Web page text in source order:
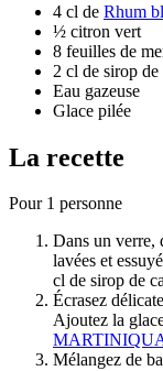
4 cl de Rhum
½ citron vert
8 feuilles de
2 cl de sirop de
Eau gazeuse
Glace pilée
La recette
Pour 1 personne
Dans un verre,
lavées et
cl de sirop de
Écrasez
Ajoutez la
Mélangez de